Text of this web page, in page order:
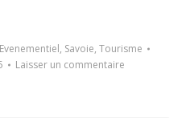
Evenementiel, Savoie, Tourisme
Laisser un commentaire